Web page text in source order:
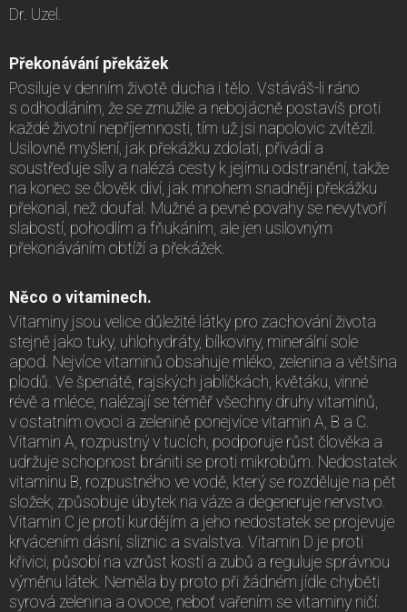
Dr. Uzel.
Překonávání překážek
Posiluje v denním životě ducha i tělo. Vstáváš-li ráno
s odhodláním, že se zmužile a nebojácně postavíš proti
každé životní nepříjemnosti, tím už jsi napolovic zvítězil.
Usilovně myšlení, jak překážku zdolati, přivádí a
soustřeďuje síly a nalézá cesty k jejímu odstranění, takže
na konec se člověk diví, jak mnohem snadněji překážku
překonal, než doufal. Mužné a pevné povahy se nevytvoří
slabostí, pohodlím a fňukáním, ale jen usilovným
překonáváním obtíží a překážek.
Něco o vitaminech.
Vitaminy jsou velice důležité látky pro zachování života
stejně jako tuky, uhlohydráty, bílkoviny, minerální sole
apod. Nejvíce vitaminů obsahuje mléko, zelenina a většina
plodů. Ve špenátě, rajských jablíčkách, květáku, vinné
révě a mléce, nalézají se téměř všechny druhy vitaminů,
v ostatním ovoci a zelenině ponejvíce vitamin A, B a C.
Vitamin A, rozpustný v tucích, podporuje růst člověka a
udržuje schopnost brániti se proti mikrobům. Nedostatek
vitaminu B, rozpustného ve vodě, který se rozděluje na pět
složek, způsobuje úbytek na váze a degeneruje nervstvo.
Vitamin C je proti kurdějím a jeho nedostatek se projevuje
krvácením dásní, sliznic a svalstva. Vitamin D je proti
křivici, působí na vzrůst kostí a zubů a reguluje správnou
výměnu látek. Neměla by proto při žádném jídle chyběti
syrová zelenina a ovoce, neboť vařením se vitaminy ničí.